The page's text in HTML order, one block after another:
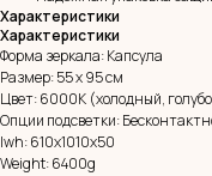
Характеристики
Характеристики
Форма зеркала: Капсула
Размер: 55 х 95 см
Цвет: 6000К (холодный,
Опции подсветки:
lwh: 610x1010x50
Weight: 6400g
E-mail:
Адрес: 350037, г. Краснодар,
х. им. Ленина, ДНТ Виктория,
ул. Казачья, д. 2А
zerkala@ksk23.ru
Остались вопросы?
Оставь заявку и мы с